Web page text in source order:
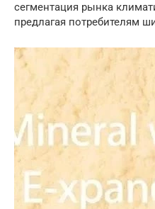
сегментация рынка
предлагая потребителям